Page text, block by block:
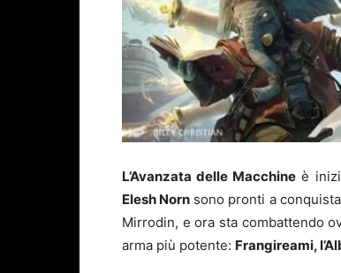
L’Avanzata delle Macchine è
Elesh Norn sono pronti a
Mirrodin, e ora sta combattendo
arma più potente: Frangireami,